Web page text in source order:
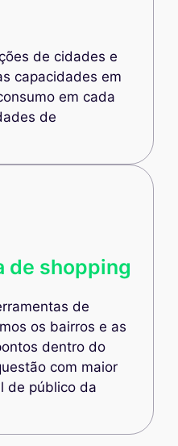
de cidades e
capacidades em
em cada
de
de shopping
de
os bairros e as
dentro do
com maior
de público da